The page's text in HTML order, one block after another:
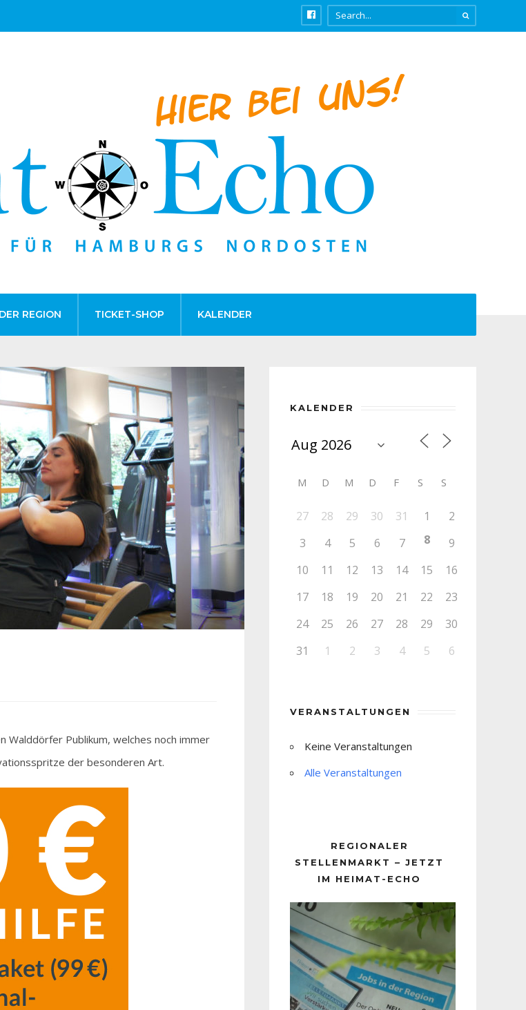
REGION TICKET-SHOP KALENDER
Walddörfer Publikum, welches noch immer
der besonderen Art.
KALENDER
M D M D F S S
27 28 29 30 31 1
2
3
4 5 6 7 8
9
10
11 12 13 14 15
16
17
18 19 20 21 22
23
24
25 26 27 28 29
30
31
1 2 3 4 5 6
VERANSTALTUNGEN
Keine Veranstaltungen
Alle Veranstaltungen
REGIONALER
STELLENMARKT – JETZT
IM HEIMAT-ECHO
Player